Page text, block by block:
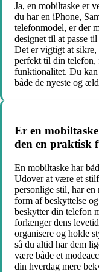
Ja, en mobiltaske er
du har en iPhone,
telefonmodel, er der
designet til at passe
Det er vigtigt at sikre,
perfekt til din telefon,
funktionalitet. Du kan
både de nyeste og
Er en
den en praktisk
En mobiltaske har
Udover at være et
personlige stil, har
form af beskyttelse
beskytter din telefon
forlænger dens
organisere og holde
så du altid har dem
være både et
din hverdag mere